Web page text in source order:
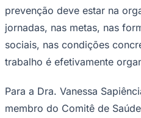
prevenção deve estar na
jornadas, nas metas, nas
sociais, nas condições
trabalho é efetivamente
Para a Dra. Vanessa
membro do Comitê de